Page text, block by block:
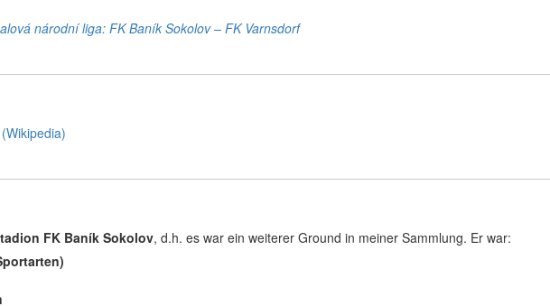
národní liga: FK Baník Sokolov – FK Varnsdorf
FK Baník Sokolov, d.h. es war ein weiterer Ground in meiner Sammlung. Er war: